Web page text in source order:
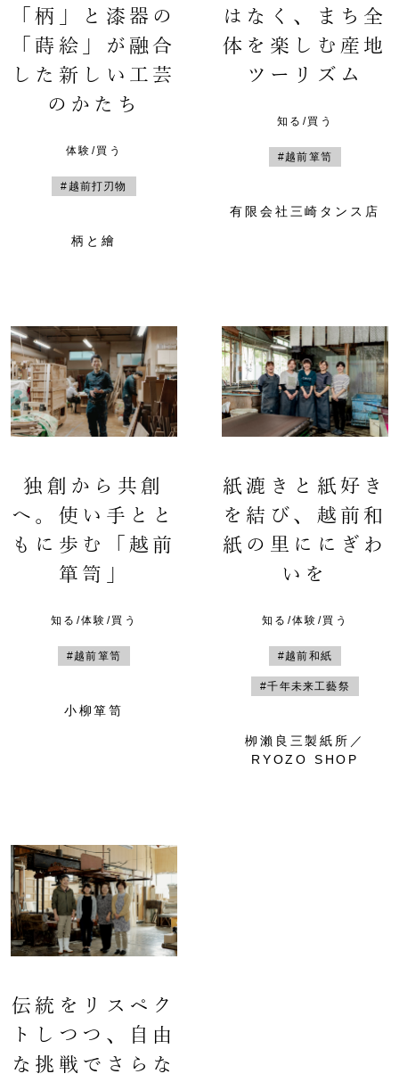
「柄」と漆器の
「蒔絵」が融合
した新しい工芸
のかたち
体験/買う
#越前打刃物
柄と繪
はなく、まち全
体を楽しむ産地
ツーリズム
知る/買う
#越前箪笥
有限会社三崎タンス店
独創から共創
へ。使い手とと
もに歩む「越前
箪笥」
知る/体験/買う
#越前箪笥
小柳箪笥
紙漉きと紙好き
を結び、越前和
紙の里ににぎわ
いを
知る/体験/買う
#越前和紙
#千年未来工藝祭
栁瀨良三製紙所／
RYOZO SHOP
伝統をリスペク
トしつつ、自由
な挑戦でさらな